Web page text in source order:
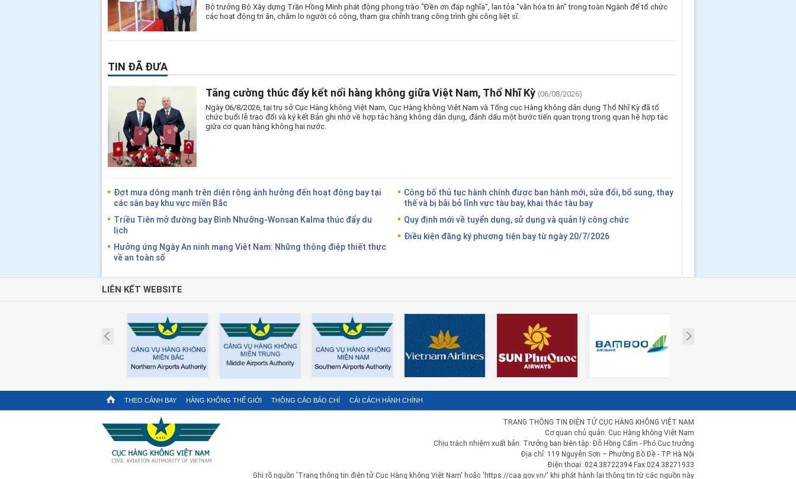
Bộ trưởng Bộ Xây dựng Trần Hồng Minh phát động phong trào "Đền ơn đáp nghĩa", lan tỏa "văn hóa tri ân" trong toàn Ngành để tổ chức
các hoạt động tri ân, chăm lo người có công, tham gia chỉnh trang công trình ghi công liệt sĩ.
TIN ĐÃ ĐƯA
Tăng cường thúc đẩy kết nối hàng không giữa Việt Nam, Thổ Nhĩ Kỳ (06/08/2026)
Ngày 06/8/2026, tại trụ sở Cục Hàng không Việt Nam, Cục Hàng không Việt Nam và Tổng cục Hàng không dân dụng Thổ Nhĩ Kỳ đã tổ
chức buổi lễ trao đổi và ký kết Bản ghi nhớ về hợp tác hàng không dân dụng, đánh dấu một bước tiến quan trọng trong quan hệ hợp tác
giữa cơ quan hàng không hai nước.
Đợt mưa dông mạnh trên diện rộng ảnh hưởng đến hoạt động bay tại
các sân bay khu vực miền Bắc
Triều Tiên mở đường bay Bình Nhưỡng-Wonsan Kalma thúc đẩy du
lịch
Hưởng ứng Ngày An ninh mạng Việt Nam: Những thông điệp thiết thực
về an toàn số
Công bố thủ tục hành chính được ban hành mới, sửa đổi, bổ sung, thay
thế và bị bãi bỏ lĩnh vực tàu bay, khai thác tàu bay
Quy định mới về tuyển dụng, sử dụng và quản lý công chức
Điều kiện đăng ký phương tiện bay từ ngày 20/7/2026
LIÊN KẾT WEBSITE
Prev
THEO CÁNH BAY HÀNG KHÔNG THẾ GIỚI THÔNG CÁO BÁO CHÍ CẢI CÁCH HÀNH CHÍNH
TRANG THÔNG TIN ĐIỆN TỬ CỤC HÀNG KHÔNG VIỆT NAM
Cơ quan chủ quản: Cục Hàng không Việt Nam
Chịu trách nhiệm xuất bản: Trưởng ban biên tập: Đỗ Hồng Cẩm - Phó Cục trưởng
Địa chỉ: 119 Nguyễn Sơn – Phường Bồ Đề - TP. Hà Nội
Điện thoại: 024.38722394 Fax:024.38271933
Ghi rõ nguồn 'Trang thông tin điện tử Cục Hàng không Việt Nam' hoặc 'https://caa.gov.vn/' khi phát hành lại thông tin từ các nguồn này